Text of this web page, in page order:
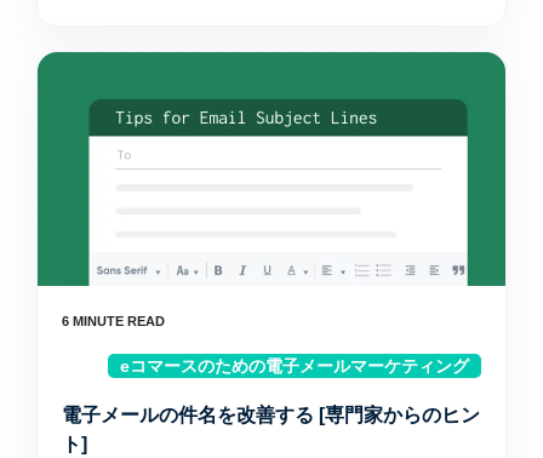
eコマースのための電子メールマーケティング
電子メールの件名を改善する [専門家からのヒン
ト]